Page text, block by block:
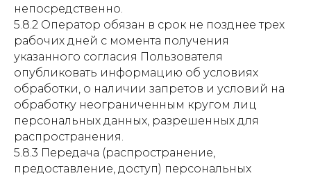
непосредственно.
5.8.2 Оператор обязан в срок не позднее трех
рабочих дней с момента получения
указанного согласия Пользователя
опубликовать информацию об условиях
обработки, о наличии запретов и условий на
обработку неограниченным кругом лиц
персональных данных, разрешенных для
распространения.
5.8.3 Передача (распространение,
предоставление, доступ) персональных